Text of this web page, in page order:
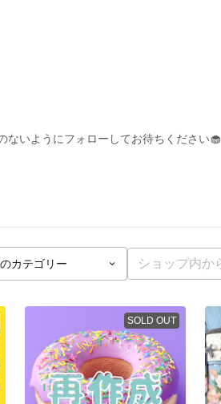
ないようにフォローしてお待ちください🧁
SOLD OUT